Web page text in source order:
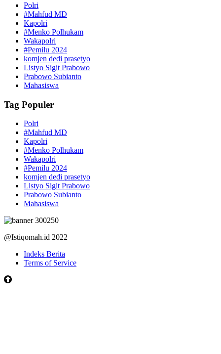
Polri
#Mahfud MD
Kapolri
#Menko Polhukam
Wakapolri
#Pemilu 2024
komjen dedi prasetyo
Listyo Sigit Prabowo
Prabowo Subianto
Mahasiswa
Tag Populer
Polri
#Mahfud MD
Kapolri
#Menko Polhukam
Wakapolri
#Pemilu 2024
komjen dedi prasetyo
Listyo Sigit Prabowo
Prabowo Subianto
Mahasiswa
@Istiqomah.id 2022
Indeks Berita
Terms of Service